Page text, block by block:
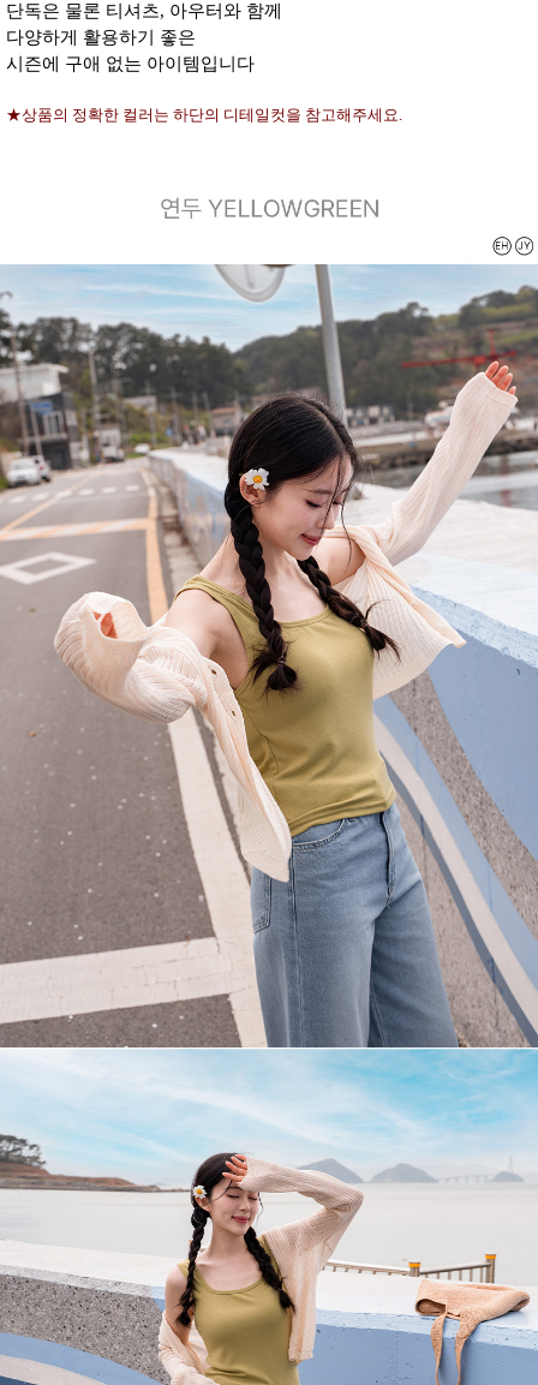
단독은 물론 티셔츠, 아우터와 함께
다양하게 활용하기 좋은
시즌에 구애 없는 아이템입니다
★상품의 정확한 컬러는 하단의 디테일컷을 참고해주세요.